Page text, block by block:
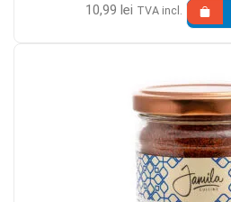
10,99 lei TVA incl.